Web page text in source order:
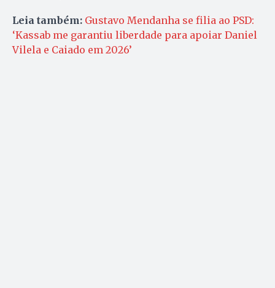
Leia também: Gustavo Mendanha se filia ao PSD:
‘Kassab me garantiu liberdade para apoiar Daniel
Vilela e Caiado em 2026’